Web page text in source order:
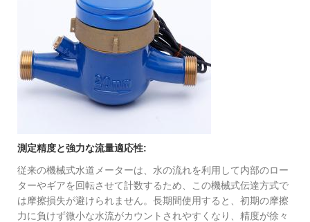
測定精度と強力な流量適応性:
従来の機械式水道メーターは、水の流れを利用して内部のロー
ターやギアを回転させて計数するため、この機械式伝達方式で
は摩擦損失が避けられません。長期間使用すると、初期の摩擦
力に負けず微小な水流がカウントされやすくなり、精度が徐々